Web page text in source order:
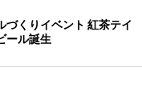
づくりイベント 紅茶テイ
ール誕生